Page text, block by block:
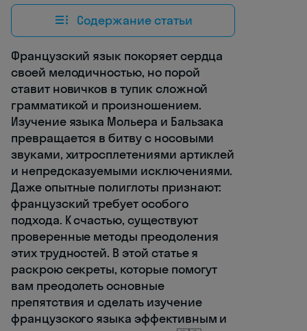
Содержание статьи
Французский язык покоряет сердца
своей мелодичностью, но порой
ставит новичков в тупик сложной
грамматикой и произношением.
Изучение языка Мольера и Бальзака
превращается в битву с носовыми
звуками, хитросплетениями артиклей
и непредсказуемыми исключениями.
Даже опытные полиглоты признают:
французский требует особого
подхода. К счастью, существуют
проверенные методы преодоления
этих трудностей. В этой статье я
раскрою секреты, которые помогут
вам преодолеть основные
препятствия и сделать изучение
французского языка эффективным и